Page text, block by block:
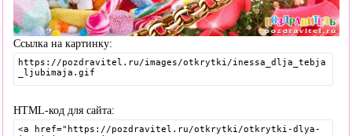
Ссылка на картинку:
HTML-код для сайта: